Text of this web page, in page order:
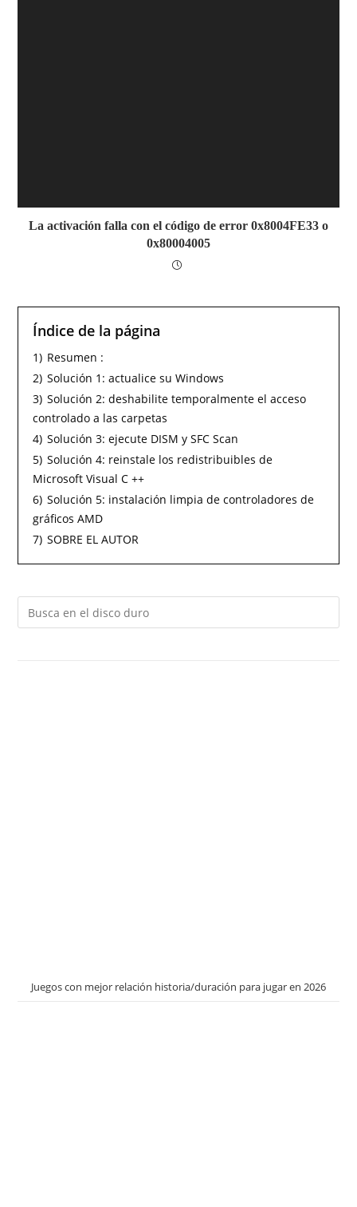
La activación falla con el código de error 0x8004FE33 o
0x80004005
Índice de la página
1) Resumen :
2) Solución 1: actualice su Windows
3) Solución 2: deshabilite temporalmente el acceso
controlado a las carpetas
4) Solución 3: ejecute DISM y SFC Scan
5) Solución 4: reinstale los redistribuibles de
Microsoft Visual C ++
6) Solución 5: instalación limpia de controladores de
gráficos AMD
7) SOBRE EL AUTOR
Juegos con mejor relación historia/duración para jugar en 2026